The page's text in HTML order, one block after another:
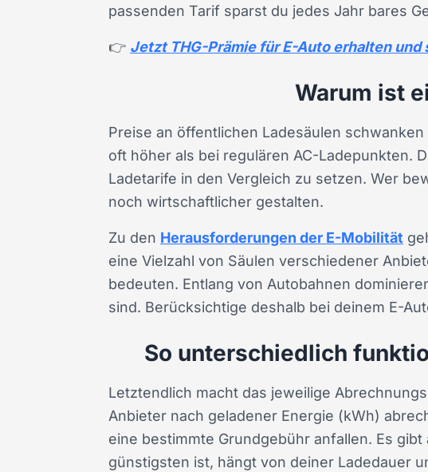
passenden Tarif sparst du jedes Jahr bares
👉 Jetzt THG-Prämie für E-Auto erhalten und
Warum ist
Preise an öffentlichen Ladesäulen
oft höher als bei regulären AC-Ladepunkten.
Ladetarife in den Vergleich zu setzen. Wer
noch wirtschaftlicher gestalten.
Zu den Herausforderungen der E-Mobilität
eine Vielzahl von Säulen verschiedener
bedeuten. Entlang von Autobahnen
sind. Berücksichtige deshalb bei deinem E-
So unterschiedlich
Letztendlich macht das jeweilige
Anbieter nach geladener Energie (kWh)
eine bestimmte Grundgebühr anfallen. Es gibt
günstigsten ist, hängt von deiner Ladedauer